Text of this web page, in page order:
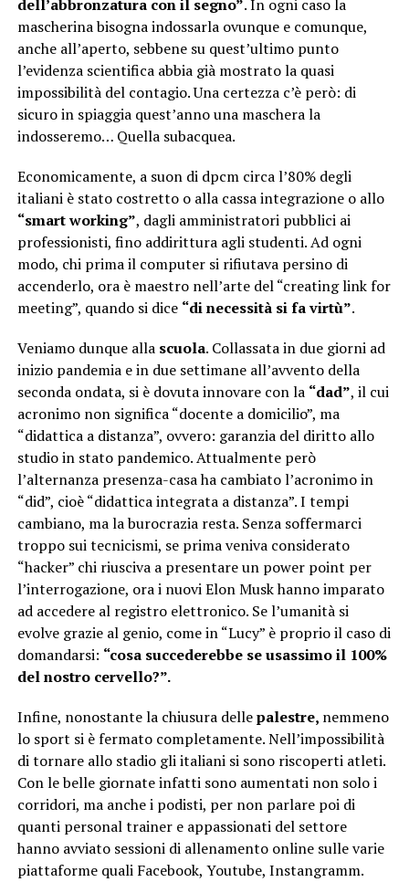
dell’abbronzatura con il segno”. In ogni caso la
mascherina bisogna indossarla ovunque e comunque,
anche all’aperto, sebbene su quest’ultimo punto
l’evidenza scientifica abbia già mostrato la quasi
impossibilità del contagio. Una certezza c’è però: di
sicuro in spiaggia quest’anno una maschera la
indosseremo… Quella subacquea.
Economicamente, a suon di dpcm circa l’80% degli
italiani è stato costretto o alla cassa integrazione o allo
“smart working”, dagli amministratori pubblici ai
professionisti, fino addirittura agli studenti. Ad ogni
modo, chi prima il computer si rifiutava persino di
accenderlo, ora è maestro nell’arte del “creating link for
meeting”, quando si dice “di necessità si fa virtù”.
Veniamo dunque alla scuola. Collassata in due giorni ad
inizio pandemia e in due settimane all’avvento della
seconda ondata, si è dovuta innovare con la “dad”, il cui
acronimo non significa “docente a domicilio”, ma
“didattica a distanza”, ovvero: garanzia del diritto allo
studio in stato pandemico. Attualmente però
l’alternanza presenza-casa ha cambiato l’acronimo in
“did”, cioè “didattica integrata a distanza”. I tempi
cambiano, ma la burocrazia resta. Senza soffermarci
troppo sui tecnicismi, se prima veniva considerato
“hacker” chi riusciva a presentare un power point per
l’interrogazione, ora i nuovi Elon Musk hanno imparato
ad accedere al registro elettronico. Se l’umanità si
evolve grazie al genio, come in “Lucy” è proprio il caso di
domandarsi: “cosa succederebbe se usassimo il 100%
del nostro cervello?”.
Infine, nonostante la chiusura dellepalestre, nemmeno
lo sport si è fermato completamente. Nell’impossibilità
di tornare allo stadio gli italiani si sono riscoperti atleti.
Con le belle giornate infatti sono aumentati non solo i
corridori, ma anche i podisti, per non parlare poi di
quanti personal trainer e appassionati del settore
hanno avviato sessioni di allenamento online sulle varie
piattaforme quali Facebook, Youtube, Instangramm.